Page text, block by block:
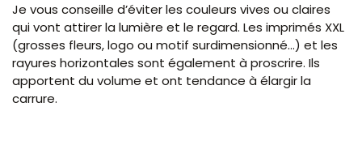
Je vous conseille d’éviter les couleurs vives ou claires
qui vont attirer la lumière et le regard. Les imprimés XXL
(grosses fleurs, logo ou motif surdimensionné…) et les
rayures horizontales sont également à proscrire. Ils
apportent du volume et ont tendance à élargir la
carrure.